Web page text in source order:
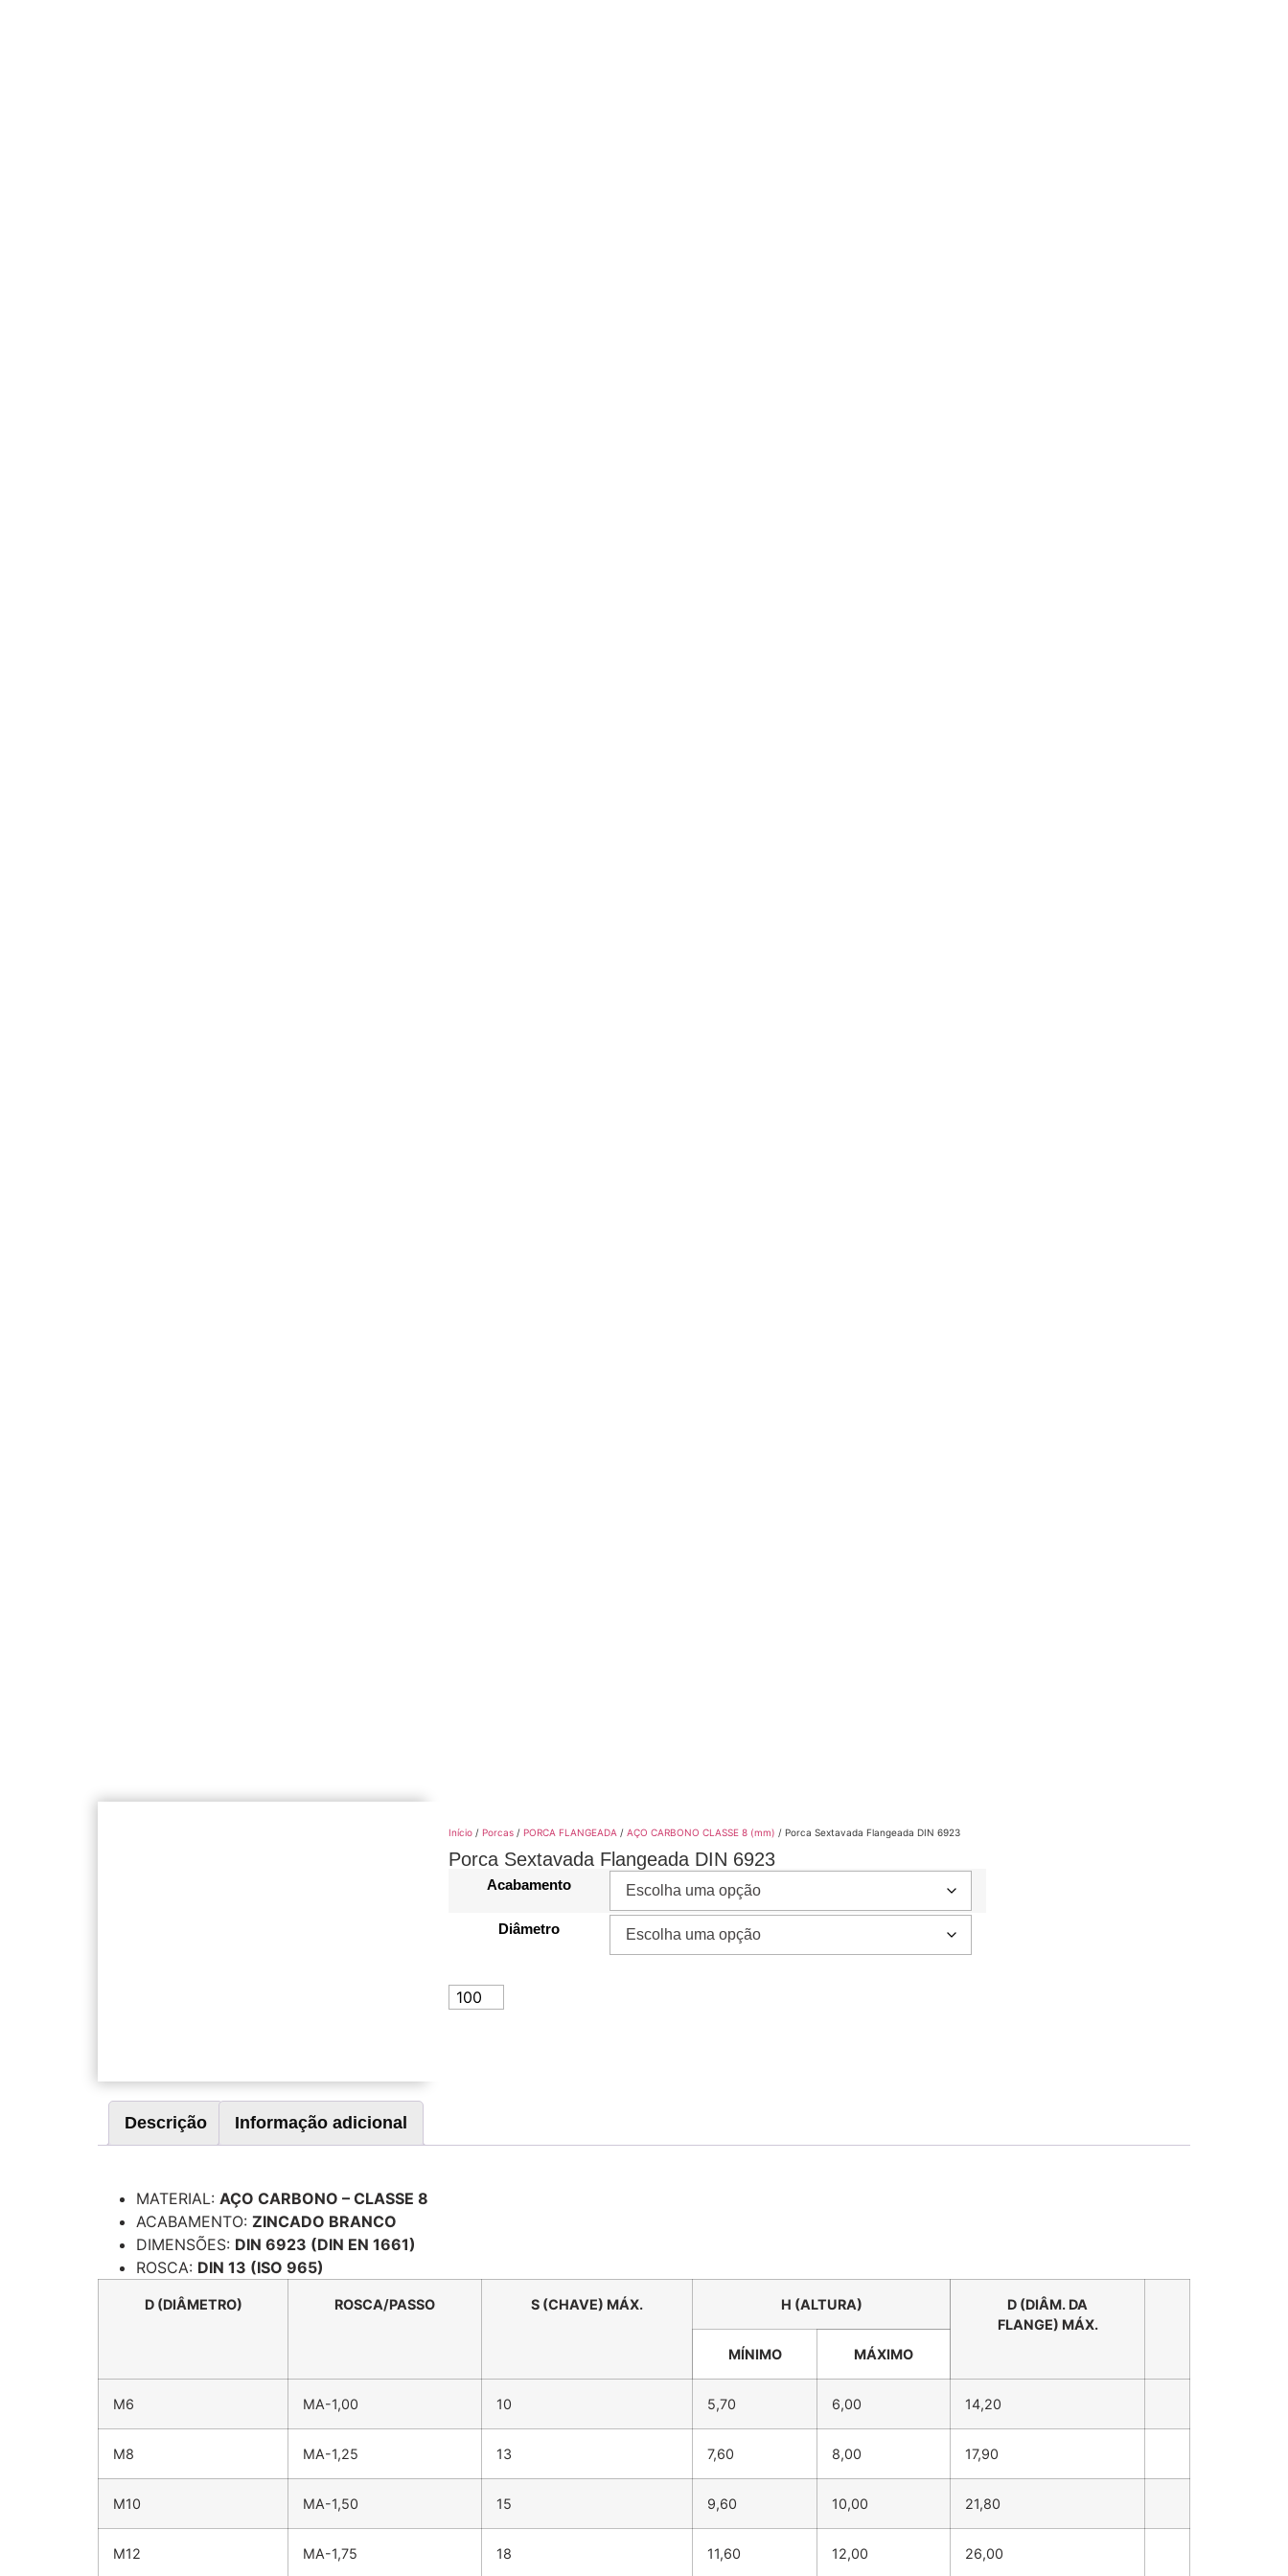
Início /Porcas /PORCA FLANGEADA /AÇO CARBONO CLASSE 8 (mm) / Porca Sextavada Flangeada DIN 6923
Porca Sextavada Flangeada DIN 6923
Acabamento
Diâmetro
Descrição Informação adicional
MATERIAL: AÇO CARBONO – CLASSE 8
ACABAMENTO: ZINCADO BRANCO
DIMENSÕES: DIN 6923 (DIN EN 1661)
ROSCA: DIN 13 (ISO 965)
D (DIÂMETRO) ROSCA/PASSO S (CHAVE) MÁX. H (ALTURA)
D (DIÂM. DA
FLANGE) MÁX.
MÍNIMO
MÁXIMO
M6 MA-1,00 10 5,70 6,00 14,20
M8 MA-1,25 13 7,60 8,00 17,90
M10 MA-1,50 15 9,60 10,00 21,80
M12 MA-1,75 18 11,60 12,00 26,00